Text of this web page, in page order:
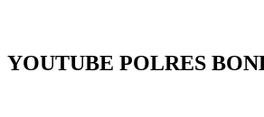
YOUTUBE POLRES